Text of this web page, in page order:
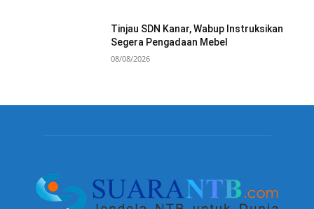
Tinjau SDN Kanar, Wabup Instruksikan
Segera Pengadaan Mebel
08/08/2026